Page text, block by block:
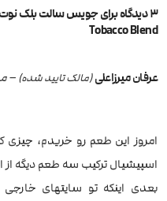
3 دیدگاه برای
Tobacco Blend
عرفان میرزاعلی(مالک تایید شده) –
امروز این طعم‌ رو خریدم، چیزی
اسپیشیال ترکیب سه طعم دیگه
بعدی اینکه تو سایتهای